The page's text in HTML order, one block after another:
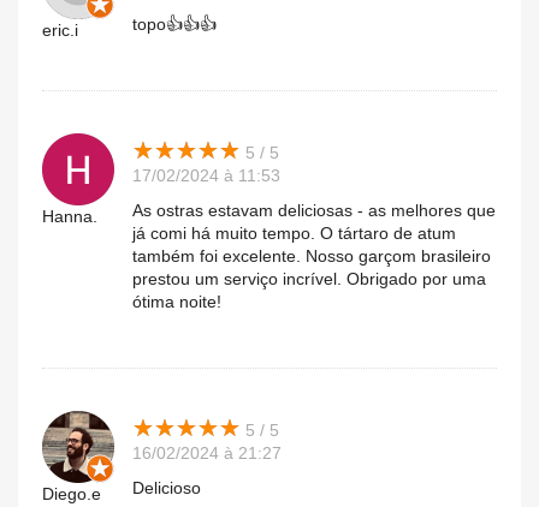
eric.i
topo👍👍👍
Hanna.
★★★★★
★★★★★ 5 / 5
17/02/2024 à 11:53
As ostras estavam deliciosas - as melhores que
já comi há muito tempo. O tártaro de atum
também foi excelente. Nosso garçom brasileiro
prestou um serviço incrível. Obrigado por uma
ótima noite!
Diego.e
★★★★★
★★★★★ 5 / 5
16/02/2024 à 21:27
Delicioso